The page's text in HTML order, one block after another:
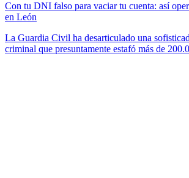
Con tu DNI falso para vaciar tu cuenta: así
en León
La Guardia Civil ha desarticulado una
criminal que presuntamente estafó más de